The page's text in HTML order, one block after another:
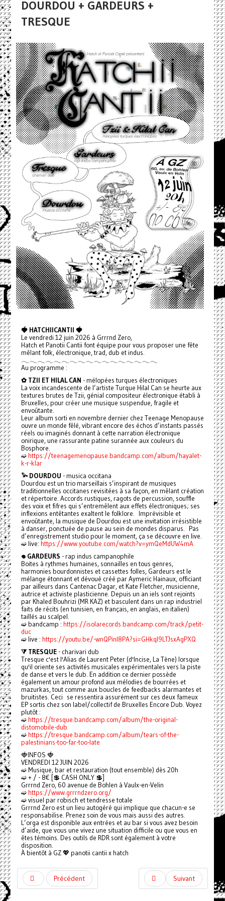
DOURDOU + GARDEURS +
TRESQUE
🍓 HATCHIICANTII 🍓
Le vendredi 12 juin 2026 à Grrrnd Zero,
Hatch et Panotii Cantii font équipe pour vous proposer une fête
mêlant folk, électronique, trad, dub et indus.
𓂃𓂃𓂃𓂃𓂃𓂃𓂃𓂃𓂃𓂃𓂃𓂃𓂃𓂃𓂃𓂃𓂃
Au programme :
✿ TZII ET HILAL CAN - mélopées turques électroniques
La voix incandescente de l’artiste Turque Hilal Can se heurte aux
textures brutes de Tzii, génial compositeur électronique établi à
Bruxelles, pour créer une musique suspendue, fragile et
envoûtante.
Leur album sorti en novembre dernier chez Teenage Menopause
ouvre un monde fêlé, vibrant encore des échos d’instants passés
réels ou imaginés donnant à cette narration électronique
onirique, une rassurante patine surannée aux couleurs du
Bosphore.
➫https://teenagemenopause.bandcamp.com/album/hayalet-
k-r-klar
𓅩 DOURDOU - musica occitana
Dourdou est un trio marseillais s’inspirant de musiques
traditionnelles occitanes revisitées à sa façon, en mêlant création
et répertoire. Accords rustiques, ragots de percussion, souffle
des voix et fifres qui s’entremêlent aux effets électroniques; ses
inflexions entêtantes exaltent le folklore. Imprévisible et
envoûtante, la musique de Dourdou est une invitation irrésistible
à danser, ponctuée de pause au sein de mondes disparus. Pas
d’enregistrement studio pour le moment, ça se découvre en live.
➫ live: https://www.youtube.com/watch?v=ymQeMdUW4mA
𖦹 GARDEURS - rap indus campanophile
Boites à rythmes humaines, sonnailles en tous genres,
harmonies bourdonnistes et cassettes folles, Gardeurs est le
mélange étonnant et dévoué créé par Aymeric Hainaux, officiant
par ailleurs dans Cantenac Dagar, et Kate Fletcher, musicienne,
autrice et activiste plasticienne. Depuis un an iels sont rejoints
par Khaled Bouhrizi (MR KAZ) et basculent dans un rap industriel
faits de récits (en tunisien, en français, en anglais, en italien)
taillés au scalpel.
➫ bandcamp : https://isolarecords.bandcamp.com/track/petit-
duc
➫ live : https://youtu.be/-wnQPinl8PA?si=GHkql9LTJsxAgPXQ
⧩ TRESQUE- charivari dub
Tresque c'est l'Alias de Laurent Peter (d'Incise, La Tène) lorsque
qu'il oriente ses activités musicales expérimentales vers la piste
de danse et vers le dub. En addition ce dernier possède
également un amour profond aux mélodies de bourrées et
mazurkas, tout comme aux boucles de feedbacks alarmantes et
bruitistes. Ceci se ressentira assurément sur ces deux fameux
EP sortis chez son label/collectif de Bruxelles Encore Dub. Voyez
plutôt :
➫https://tresque.bandcamp.com/album/the-original-
distomobile-dub
➫https://tresque.bandcamp.com/album/tears-of-the-
palestinians-too-far-too-late
🍓INFOS 🍓
VENDREDI 12 JUIN 2026
➫ Musique, bar et restauration (tout ensemble) dès 20h
➫ + / - 8€ [💲 CASH ONLY 💲]
Grrrnd Zero, 60 avenue de Bohlen à Vaulx-en-Velin
➫https://www.grrrndzero.org/
➫ visuel par robisch et tendresse totale
Grrrnd Zero est un lieu autogéré qui implique que chacun-e se
responsabilise. Prenez soin de vous mais aussi des autres.
L’orga est disponible aux entrées et au bar si vous avez besoin
d’aide, que vous une vivez une situation difficile ou que vous en
êtes témoins. Des outils de RDR sont également à votre
disposition.
À bientôt à GZ 💖 panotii cantii x hatch
Précédent Suivant